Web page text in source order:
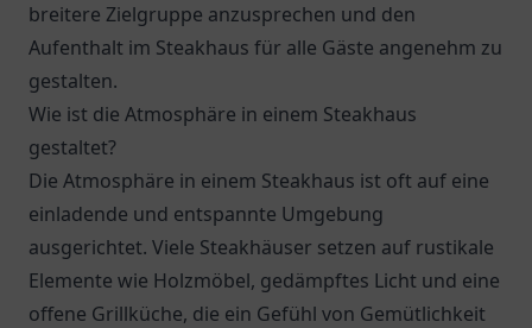
breitere Zielgruppe anzusprechen und den
Aufenthalt im Steakhaus für alle Gäste angenehm zu
gestalten.
Wie ist die Atmosphäre in einem Steakhaus
gestaltet?
Die Atmosphäre in einem Steakhaus ist oft auf eine
einladende und entspannte Umgebung
ausgerichtet. Viele Steakhäuser setzen auf rustikale
Elemente wie Holzmöbel, gedämpftes Licht und eine
offene Grillküche, die ein Gefühl von Gemütlichkeit